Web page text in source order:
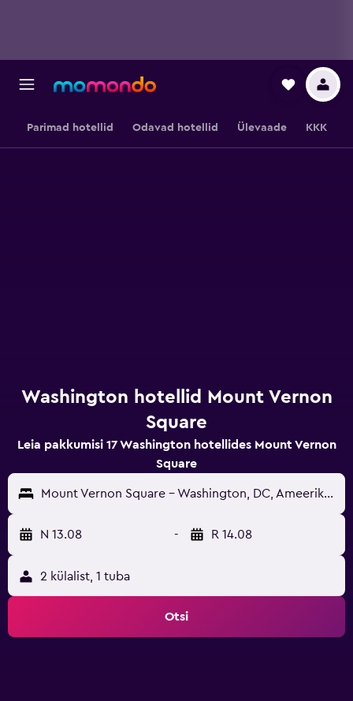
Parimad hotellid Odavad hotellid Ülevaade KKK
Washington hotellid Mount Vernon
Square
Leia pakkumisi 17 Washington hotellides Mount Vernon
Square
Mount Vernon Square - Washington, DC, Ameerika Ühendriigid
N 13.08 - R 14.08
2 külalist, 1 tuba
Otsi